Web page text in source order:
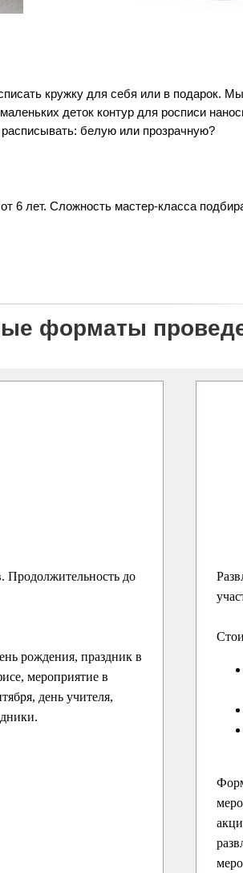
6 лет. Сложность мастер-класса
кружку для себя или в подарок.
деток контур для росписи
белую или прозрачную?
форматы
Продолжительность до
рождения, праздник в
мероприятие в
день учителя,